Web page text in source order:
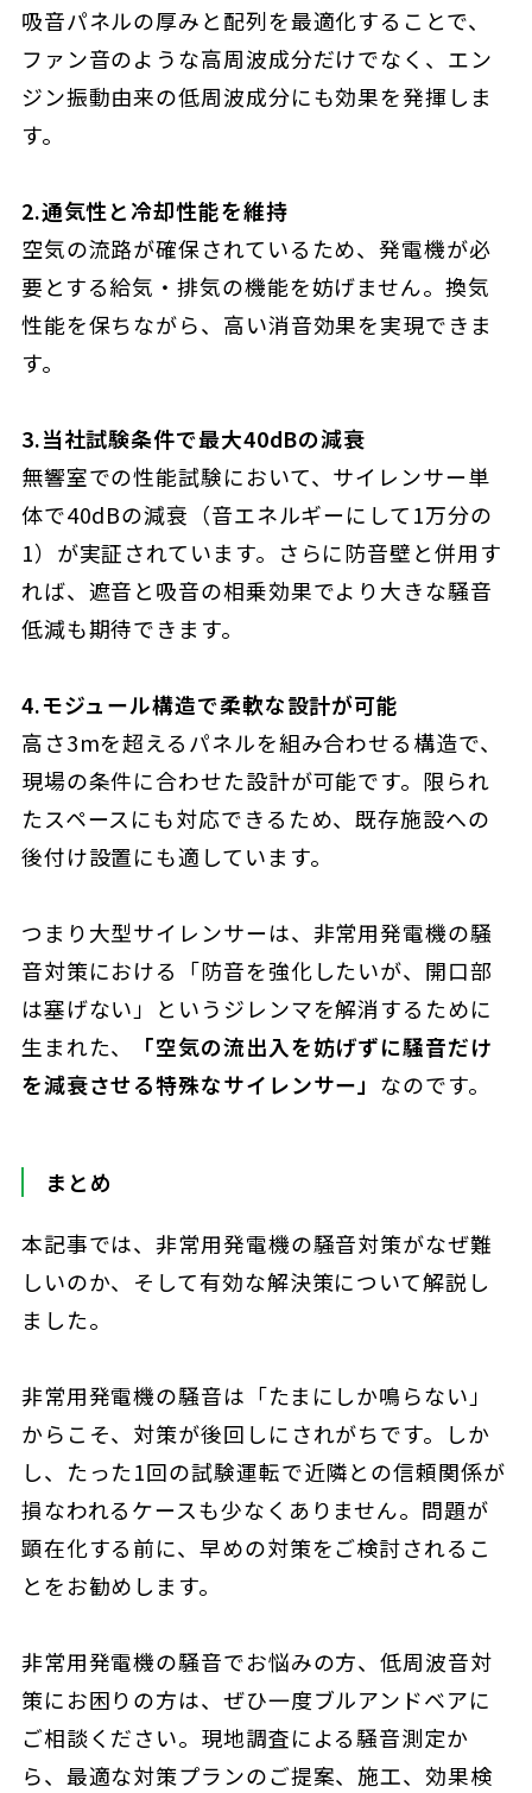
吸音パネルの厚みと配列を最適化することで、
ファン音のような高周波成分だけでなく、エン
ジン振動由来の低周波成分にも効果を発揮しま
す。
2.通気性と冷却性能を維持
空気の流路が確保されているため、発電機が必
要とする給気・排気の機能を妨げません。換気
性能を保ちながら、高い消音効果を実現できま
す。
3.当社試験条件で最大40dBの減衰
無響室での性能試験において、サイレンサー単
体で40dBの減衰（音エネルギーにして1万分の
1）が実証されています。さらに防音壁と併用す
れば、遮音と吸音の相乗効果でより大きな騒音
低減も期待できます。
4.モジュール構造で柔軟な設計が可能
高さ3mを超えるパネルを組み合わせる構造で、
現場の条件に合わせた設計が可能です。限られ
たスペースにも対応できるため、既存施設への
後付け設置にも適しています。
つまり大型サイレンサーは、非常用発電機の騒
音対策における「防音を強化したいが、開口部
は塞げない」というジレンマを解消するために
生まれた、
「空気の流出入を妨げずに騒音だけ
を減衰させる特殊なサイレンサー」 なのです。
まとめ
本記事では、非常用発電機の騒音対策がなぜ難
しいのか、そして有効な解決策について解説し
ました。
非常用発電機の騒音は「たまにしか鳴らない」
からこそ、対策が後回しにされがちです。しか
し、たった1回の試験運転で近隣との信頼関係が
損なわれるケースも少なくありません。問題が
顕在化する前に、早めの対策をご検討されるこ
とをお勧めします。
非常用発電機の騒音でお悩みの方、低周波音対
策にお困りの方は、ぜひ一度ブルアンドベアに
ご相談ください。現地調査による騒音測定か
ら、最適な対策プランのご提案、施工、効果検